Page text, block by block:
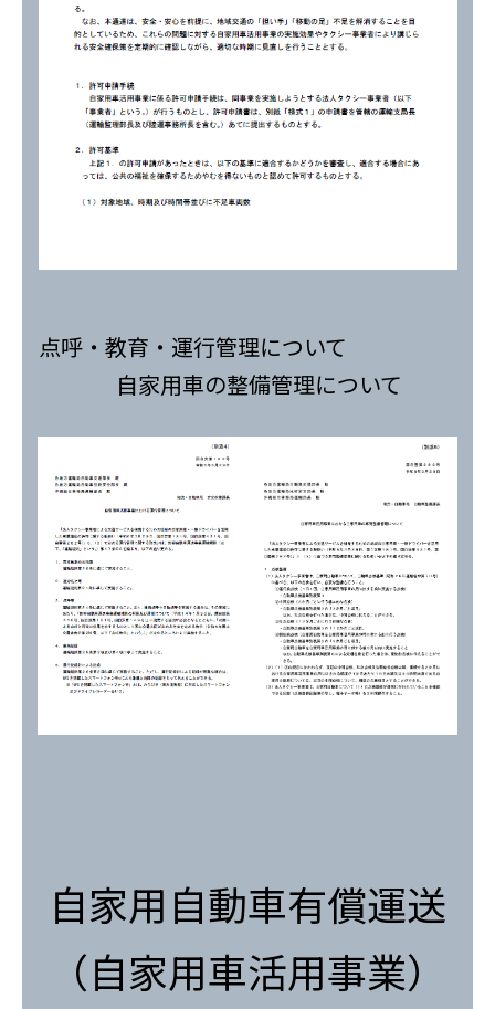
点呼・教育・運行管理について
自家用車の整備管理について
自家用自動車有償運送
（自家用車活用事業）